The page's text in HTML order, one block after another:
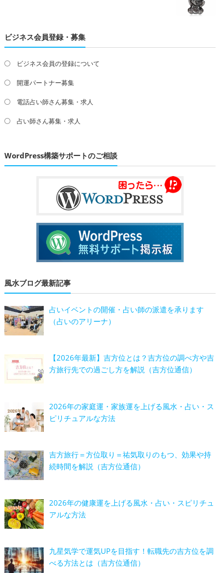
ビジネス会員登録・募集
ビジネス会員の登録について
開運パートナー募集
電話占い師さん募集・求人
占い師さん募集・求人
WordPress構築サポートのご相談
風水ブログ最新記事
占いイベントの開催・占い師の派遣を承ります
（占いのアリーナ）
【2026年最新】吉方位とは？吉方位の調べ方や吉
方旅行先での過ごし方を解説（吉方位通信）
2026年の家庭運・家族運を上げる風水・占い・ス
ピリチュアルな方法
吉方旅行＝方位取り＝祐気取りのもつ、効果や持
続時間を解説（吉方位通信）
2026年の健康運を上げる風水・占い・スピリチュ
アルな方法
九星気学で運気UPを目指す！転職先の吉方位を調
べる方法とは（吉方位通信）